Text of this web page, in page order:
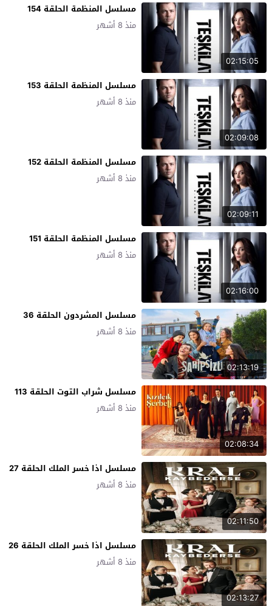
02:15:05
مسلسل المنظمة الحلقة 154
منذ 8 أشهر
02:09:08
مسلسل المنظمة الحلقة 153
منذ 8 أشهر
02:09:11
مسلسل المنظمة الحلقة 152
منذ 8 أشهر
02:16:00
مسلسل المنظمة الحلقة 151
منذ 8 أشهر
02:13:19
مسلسل المشردون الحلقة 36
منذ 8 أشهر
02:08:34
مسلسل شراب التوت الحلقة 113
منذ 8 أشهر
02:11:50
مسلسل اذا خسر الملك الحلقة 27
منذ 8 أشهر
02:13:27
مسلسل اذا خسر الملك الحلقة 26
منذ 8 أشهر